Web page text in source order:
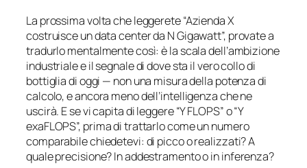
La prossima volta che leggerete “Azienda X
costruisce un data center da N Gigawatt”, provate a
tradurlo mentalmente così: è la scala dell’ambizione
industriale e il segnale di dove sta il vero collo di
bottiglia di oggi — non una misura della potenza di
calcolo, e ancora meno dell’intelligenza che ne
uscirà. E se vi capita di leggere “Y FLOPS” o “Y
exaFLOPS”, prima di trattarlo come un numero
comparabile chiedetevi: di picco o realizzati? A
quale precisione? In addestramento o in inferenza?